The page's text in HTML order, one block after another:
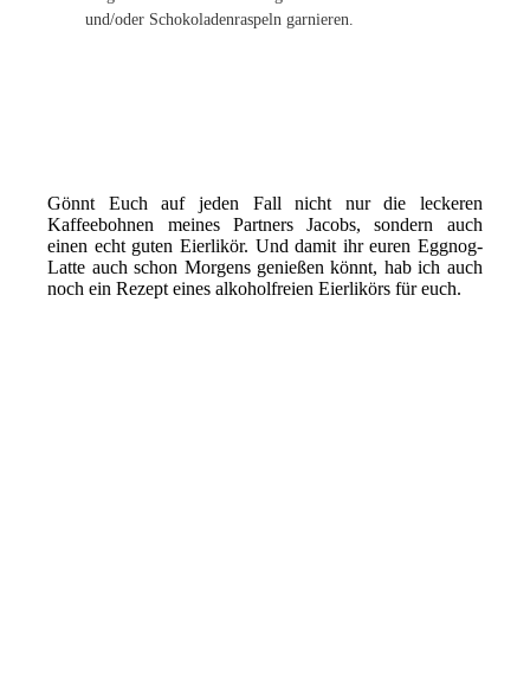
und/oder Schokoladenraspeln garnieren.
Gönnt Euch auf jeden Fall nicht nur die leckeren
Kaffeebohnen meines Partners Jacobs, sondern auch
einen echt guten Eierlikör. Und damit ihr euren Eggnog-
Latte auch schon Morgens genießen könnt, hab ich auch
noch ein Rezept eines alkoholfreien Eierlikörs für euch.